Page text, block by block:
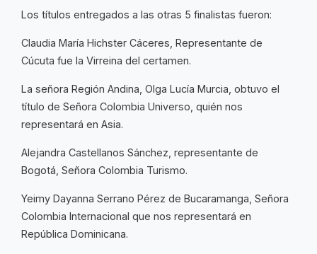
Los títulos entregados a las otras 5 finalistas fueron:
Claudia María Hichster Cáceres, Representante de
Cúcuta fue la Virreina del certamen.
La señora Región Andina, Olga Lucía Murcia, obtuvo el
título de Señora Colombia Universo, quién nos
representará en Asia.
Alejandra Castellanos Sánchez, representante de
Bogotá, Señora Colombia Turismo.
Yeimy Dayanna Serrano Pérez de Bucaramanga, Señora
Colombia Internacional que nos representará en
República Dominicana.